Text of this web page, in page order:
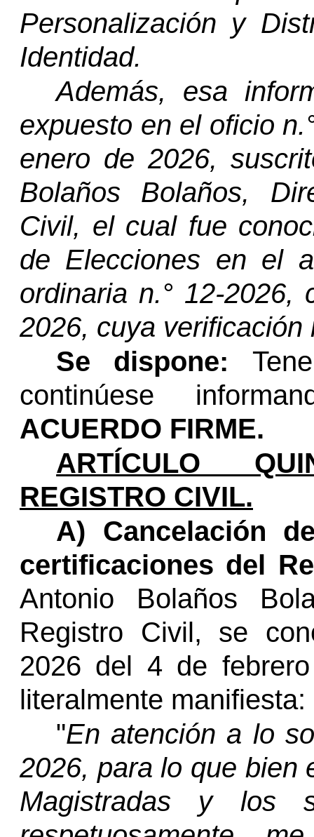
Personalización y
Identidad.
Además, esa
expuesto en el oficio
enero de 2026,
Bolaños Bolaños,
Civil, el cual fue
de Elecciones en el
ordinaria n.° 12-2026,
2026, cuya
Se dispone:
continúese
ACUERDO FIRME.
ARTÍCULO
REGISTRO CIVIL.
A) Cancelación
certificaciones del
Antonio Bolaños
Registro Civil, se
2026 del 4 de
literalmente manifiesta:
"En atención a lo
2026, para lo que bien
Magistradas y los